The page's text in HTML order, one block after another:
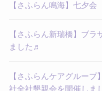
【さふらん鳴海】七夕会
【さふらん新瑞橋】ブ
ました♬
【さふらんケアグルー
社全社懇親会を開催しま